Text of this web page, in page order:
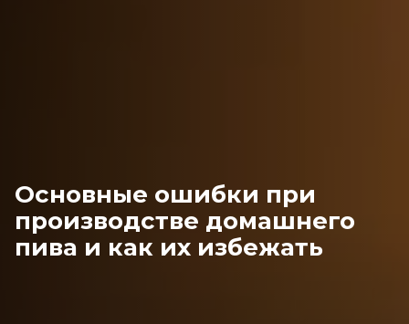
Основные ошибки при
производстве домашнего
пива и как их избежать